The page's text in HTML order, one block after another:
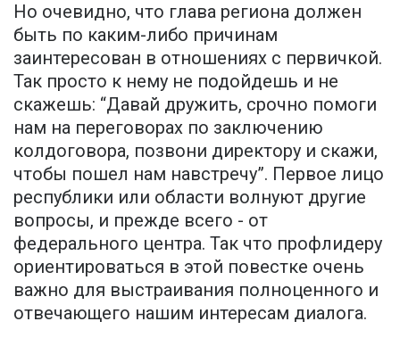
Но очевидно, что глава региона должен
быть по каким-либо причинам
заинтересован в отношениях с первичкой.
Так просто к нему не подойдешь и не
скажешь: “Давай дружить, срочно помоги
нам на переговорах по заключению
колдоговора, позвони директору и скажи,
чтобы пошел нам навстречу”. Первое лицо
республики или области волнуют другие
вопросы, и прежде всего - от
федерального центра. Так что профлидеру
ориентироваться в этой повестке очень
важно для выстраивания полноценного и
отвечающего нашим интересам диалога.